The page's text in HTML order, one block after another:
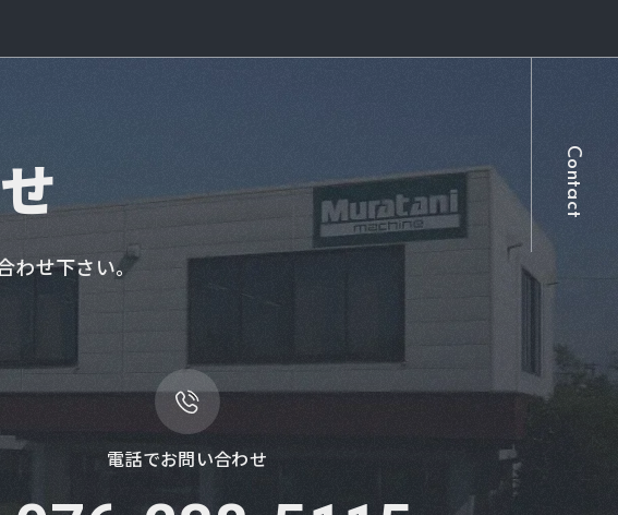
Contact
わせ下さい。
電話でお問い合わせ